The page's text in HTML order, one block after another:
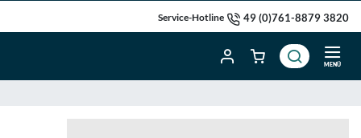
Service-Hotline 49 (0)761-8879 3820
MENÜ